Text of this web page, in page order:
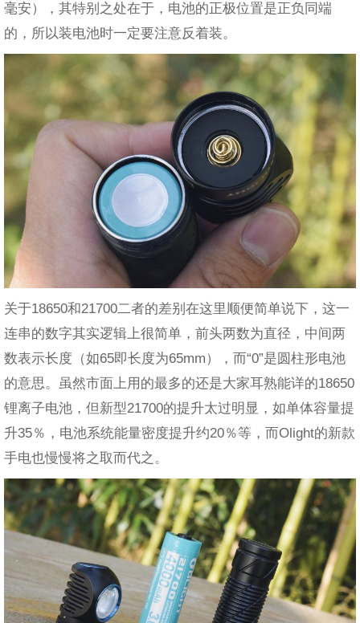
毫安），其特别之处在于，电池的正极位置是正负同端
的，所以装电池时一定要注意反着装。
关于18650和21700二者的差别在这里顺便简单说下，这一
连串的数字其实逻辑上很简单，前头两数为直径，中间两
数表示长度（如65即长度为65mm），而“0”是圆柱形电池
的意思。虽然市面上用的最多的还是大家耳熟能详的18650
锂离子电池，但新型21700的提升太过明显，如单体容量提
升35％，电池系统能量密度提升约20％等，而Olight的新款
手电也慢慢将之取而代之。